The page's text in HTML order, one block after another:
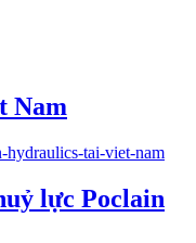
Nam
lực Poclain